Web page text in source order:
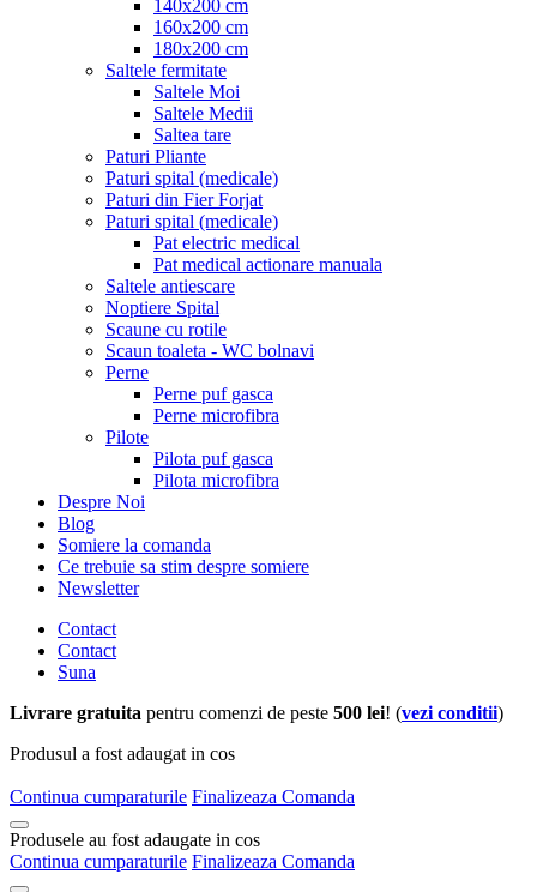
140x200 cm
160x200 cm
180x200 cm
Saltele fermitate
Saltele Moi
Saltele Medii
Saltea tare
Paturi Pliante
Paturi spital (medicale)
Paturi din Fier Forjat
Paturi spital (medicale)
Pat electric medical
Pat medical actionare manuala
Saltele antiescare
Noptiere Spital
Scaune cu rotile
Scaun toaleta - WC bolnavi
Perne
Perne puf gasca
Perne microfibra
Pilote
Pilota puf gasca
Pilota microfibra
Despre Noi
Blog
Somiere la comanda
Ce trebuie sa stim despre somiere
Newsletter
Contact
Contact
Suna
Livrare gratuita pentru comenzi de peste 500 lei! (vezi conditii)
Produsul a fost adaugat in cos
Continua cumparaturile Finalizeaza Comanda
Produsele au fost adaugate in cos
Continua cumparaturile Finalizeaza Comanda